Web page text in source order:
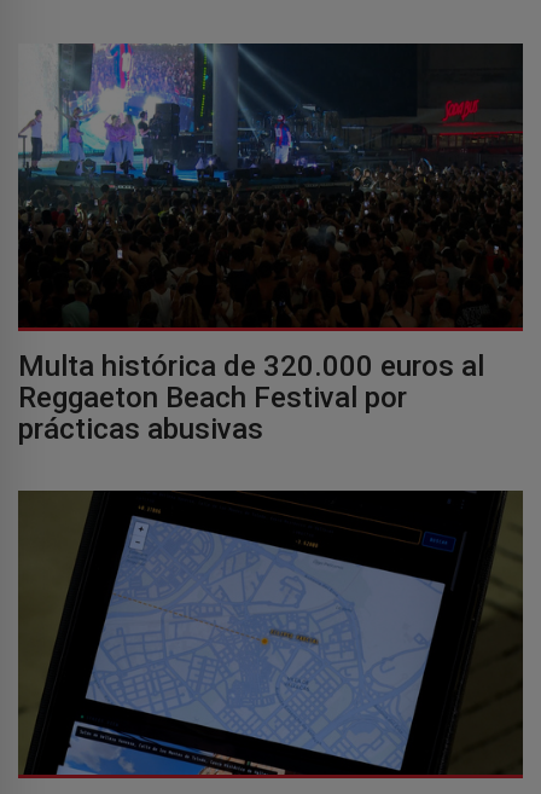
Multa histórica de 320.000 euros al
Reggaeton Beach Festival por
prácticas abusivas